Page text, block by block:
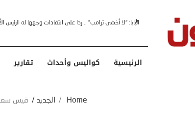
البابا: “لا أخشى ترامب” .. ردا على انتقادات وجهها له الرئيس
الرئيسية كواليس وأحداث تقارير
Home
/ الجديد / قيس